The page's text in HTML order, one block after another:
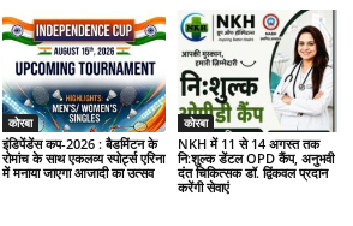
कोरबा
इंडिपेंडेंस कप-2026 : बैडमिंटन के
रोमांच के साथ एकलव्य स्पोर्ट्स एरिना
में मनाया जाएगा आजादी का उत्सव
कोरबा
NKH में 11 से 14 अगस्त तक
नि:शुल्क डेंटल OPD कैंप, अनुभवी
दंत चिकित्सक डॉ. द्विंकवल प्रदान
करेंगी सेवाएं